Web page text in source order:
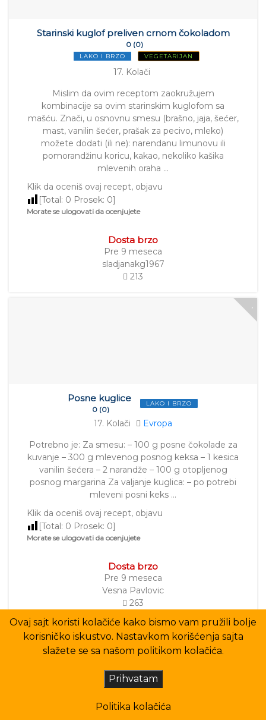
Starinski kuglof preliven crnom čokoladom
0 (0)
LAKO I BRZO VEGETARIJAN
17. Kolači
Mislim da ovim receptom zaokružujem
kombinacije sa ovim starinskim kuglofom sa
mašću. Znači, u osnovnu smesu (brašno, jaja, šećer,
mast, vanilin šećer, prašak za pecivo, mleko)
možete dodati (ili ne): narendanu limunovu ili
pomorandžinu koricu, kakao, nekoliko kašika
mlevenih oraha …
Klik da oceniš ovaj recept, objavu
[Total: 0 Prosek: 0]
Morate se ulogovati da ocenjujete
Dosta brzo
Pre 9 meseca
sladjanakg1967
213
Posne kuglice
0 (0)
LAKO I BRZO
17. Kolači
Evropa
Potrebno je: Za smesu: – 100 g posne čokolade za
kuvanje – 300 g mlevenog posnog keksa – 1 kesica
vanilin šećera – 2 narandže – 100 g otopljenog
posnog margarina Za valjanje kuglica: – po potrebi
mleveni posni keks …
Klik da oceniš ovaj recept, objavu
[Total: 0 Prosek: 0]
Morate se ulogovati da ocenjujete
Dosta brzo
Pre 9 meseca
Vesna Pavlovic
263
Ovaj sajt koristi kolačiće kako bismo vam pružili bolje
korisničko iskustvo. Nastavkom korišćenja sajta
slažete se sa našom politikom kolačića.
Prihvatam
Politika kolačića